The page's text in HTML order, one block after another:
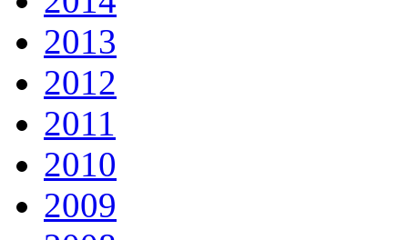
2013
2012
2011
2010
2009